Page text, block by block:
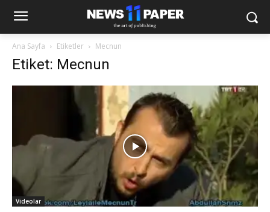
Ana Sayfa Etiketler Mecnun
Etiket: Mecnun
Videolar